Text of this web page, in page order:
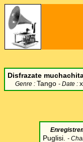
Disfrazate
Genre : Tango - Date :
Puglisi. -